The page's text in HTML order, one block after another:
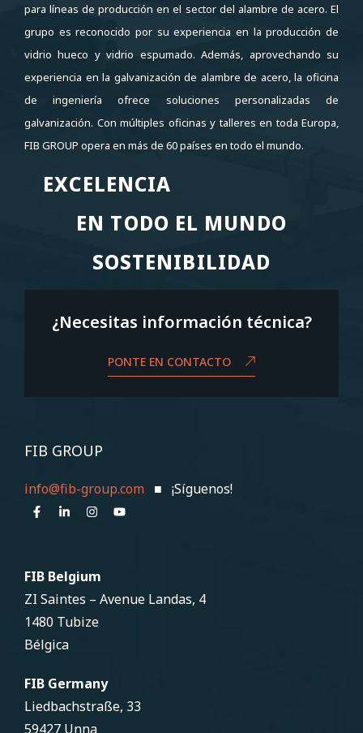
para líneas de producción en el sector del alambre de acero. El
grupo es reconocido por su experiencia en la producción de
vidrio hueco y vidrio espumado. Además, aprovechando su
experiencia en la galvanización de alambre de acero, la oficina
de ingeniería ofrece soluciones personalizadas de
galvanización. Con múltiples oficinas y talleres en toda Europa,
FIB GROUP opera en más de 60 países en todo el mundo.
EXCELENCIA
EXCELENCIA
EN TODO EL MUNDO
EN TODO EL MUNDO
SOSTENIBILIDAD
SOSTENIBILIDAD
¿Necesitas información técnica?
PONTE EN CONTACTO
FIB GROUP
info@fib-group.com ■ ¡Síguenos!
FIB Belgium
ZI Saintes – Avenue Landas, 4
1480 Tubize
Bélgica
FIB Germany
Liedbachstraße, 33
59427 Unna